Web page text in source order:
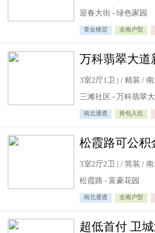
迎春大街 - 绿色家园
黄金楼层 全南户型
3室2厅1卫 | / 精装 / 南
三滩社区 - 万科翡翠
南北通透 拎包入住
3室2厅2卫 | / 简装 / 南
松霞路 - 富豪花园
南北通透 全南户型